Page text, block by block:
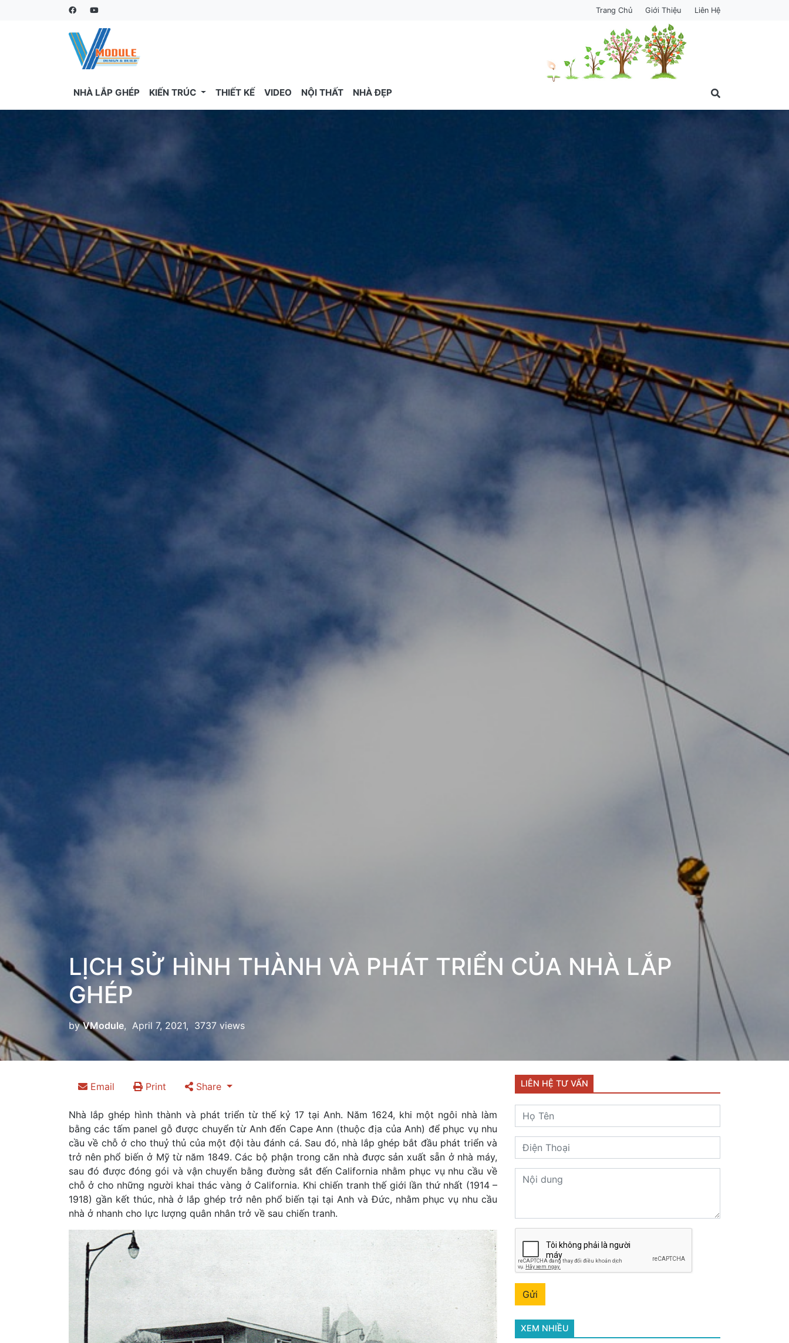
Trang Chủ Giới Thiệu Liên Hệ
NHÀ LẮP GHÉP KIẾN TRÚC THIẾT KẾ VIDEO NỘI THẤT NHÀ ĐẸP
LỊCH SỬ HÌNH THÀNH VÀ PHÁT TRIỂN CỦA NHÀ LẮP
GHÉP
byVModule, April 7, 2021, 3737 views
Email Print Share
Nhà lắp ghép hình thành và phát triển từ thế kỷ 17 tại Anh. Năm 1624, khi một ngôi nhà làm
bằng các tấm panel gỗ được chuyển từ Anh đến Cape Ann (thuộc địa của Anh) để phục vụ nhu
cầu về chỗ ở cho thuỷ thủ của một đội tàu đánh cá. Sau đó, nhà lắp ghép bắt đầu phát triển và
trở nên phổ biến ở Mỹ từ năm 1849. Các bộ phận trong căn nhà được sản xuất sẵn ở nhà máy,
sau đó được đóng gói và vận chuyển bằng đường sắt đến California nhằm phục vụ nhu cầu về
chỗ ở cho những người khai thác vàng ở California. Khi chiến tranh thế giới lần thứ nhất (1914 –
1918) gần kết thúc, nhà ở lắp ghép trở nên phổ biến tại tại Anh và Đức, nhằm phục vụ nhu cầu
nhà ở nhanh cho lực lượng quân nhân trở về sau chiến tranh.
LIÊN HỆ TƯ VẤN
Gửi
XEM NHIỀU